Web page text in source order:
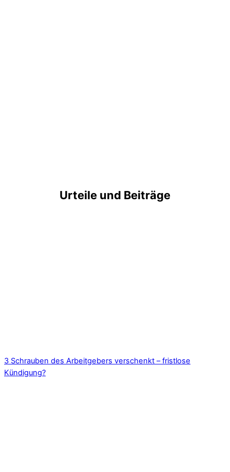
Urteile und Beiträge
3 Schrauben des Arbeitgebers verschenkt – fristlose
Kündigung?